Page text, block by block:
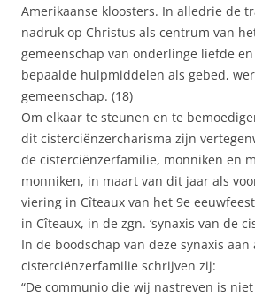
Amerikaanse kloosters. In alledrie de
nadruk op Christus als centrum van
gemeenschap van onderlinge liefde
bepaalde hulpmiddelen als gebed,
gemeenschap. (18)
Om elkaar te steunen en te
dit cisterciënzercharisma zijn
de cisterciënzerfamilie, monniken en
monniken, in maart van dit jaar als
viering in Cîteaux van het 9e
in Cîteaux, in de zgn. ‘synaxis van de
In de boodschap van deze synaxis
cisterciënzerfamilie schrijven zij:
“De communio die wij nastreven is